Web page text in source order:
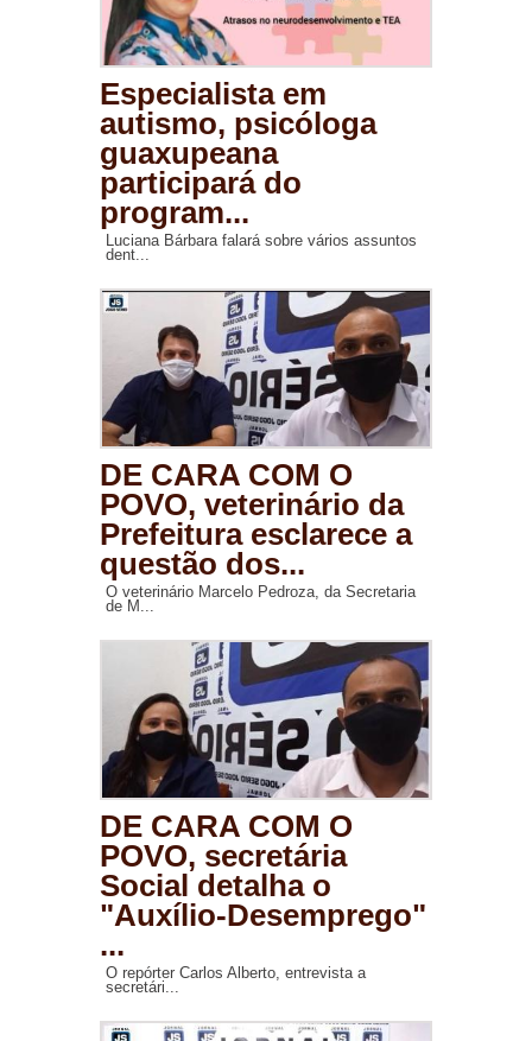
Especialista em
autismo, psicóloga
guaxupeana
participará do
program...
Luciana Bárbara falará sobre vários assuntos
dent...
DE CARA COM O
POVO, veterinário da
Prefeitura esclarece a
questão dos...
O veterinário Marcelo Pedroza, da Secretaria
de M...
DE CARA COM O
POVO, secretária
Social detalha o
"Auxílio-Desemprego"
...
O repórter Carlos Alberto, entrevista a
secretári...